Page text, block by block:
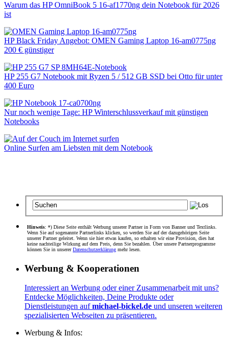
Warum das HP OmniBook 5 16-af1770ng dein Notebook für 2026
ist
HP Black Friday Angebot: OMEN Gaming Laptop 16-am0775ng
200 € günstiger
HP 255 G7 Notebook mit Ryzen 5 / 512 GB SSD bei Otto für unter
400 Euro
Nur noch wenige Tage: HP Winterschlussverkauf mit günstigen
Notebooks
Online Surfen am Liebsten mit dem Notebook
Hinweis: *) Diese Seite enthält Werbung unserer Partner in Form von Banner und Textlinks.
Wenn Sie auf sogenannte Partnerlinks klicken, so werden Sie auf der dazugehörigen Seite
unserer Partner geleitet. Wenn sie hier etwas kaufen, so erhalten wir eine Provision, dies hat
keine nachteilige Wirkung auf dem Preis, denn Sie bezahlen. Über unsere Partnerprogramme
können Sie in unsererDatenschutzerklärung mehr lesen.
Werbung & Kooperationen
Interessiert an Werbung oder einer Zusammenarbeit mit uns?
Entdecke Möglichkeiten, Deine Produkte oder
Dienstleistungen aufmichael-bickel.de und unseren weiteren
spezialisierten Webseiten zu präsentieren.
Werbung & Infos: